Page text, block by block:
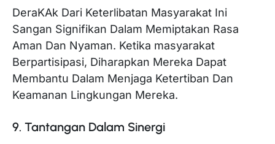
DeraKAk Dari Keterlibatan Masyarakat Ini
Sangan Signifikan Dalam Memiptakan Rasa
Aman Dan Nyaman. Ketika masyarakat
Berpartisipasi, Diharapkan Mereka Dapat
Membantu Dalam Menjaga Ketertiban Dan
Keamanan Lingkungan Mereka.
9. Tantangan Dalam Sinergi